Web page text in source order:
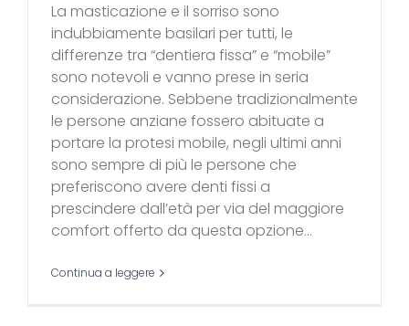
La masticazione e il sorriso sono
indubbiamente basilari per tutti, le
differenze tra “dentiera fissa” e “mobile”
sono notevoli e vanno prese in seria
considerazione. Sebbene tradizionalmente
le persone anziane fossero abituate a
portare la protesi mobile, negli ultimi anni
sono sempre di più le persone che
preferiscono avere denti fissi a
prescindere dall’età per via del maggiore
comfort offerto da questa opzione...
Continua a leggere